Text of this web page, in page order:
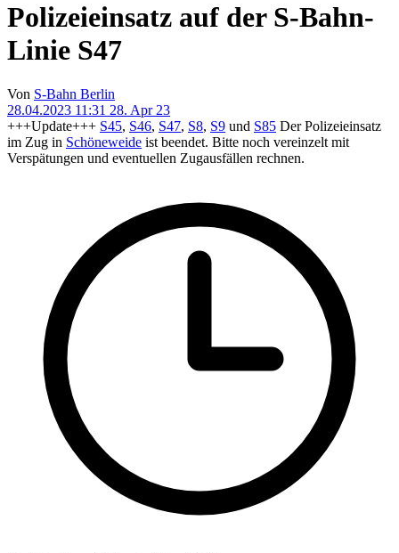
Polizeieinsatz auf der S-Bahn-
Linie S47
Von S-Bahn Berlin
28.04.2023 11:31 28. Apr 23
+++Update+++ S45, S46, S47, S8, S9 und S85 Der Polizeieinsatz
im Zug in Schöneweide ist beendet. Bitte noch vereinzelt mit
Verspätungen und eventuellen Zugausfällen rechnen.